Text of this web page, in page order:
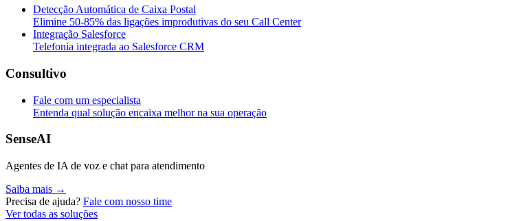
Detecção Automática de Caixa Postal
Elimine 50-85% das ligações improdutivas do seu Call Center
Integração Salesforce
Telefonia integrada ao Salesforce CRM
Consultivo
Fale com um especialista
Entenda qual solução encaixa melhor na sua operação
SenseAI
Agentes de IA de voz e chat para atendimento
Saiba mais →
Precisa de ajuda? Fale com nosso time
Ver todas as soluções